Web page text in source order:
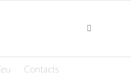
Contacts